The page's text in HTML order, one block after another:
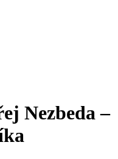
Nezbeda –